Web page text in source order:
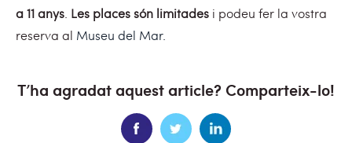
a 11 anys Les places són limitades i podeu fer la vostra
reserva al Museu del Mar.
T’ha agradat aquest article? Comparteix-lo!